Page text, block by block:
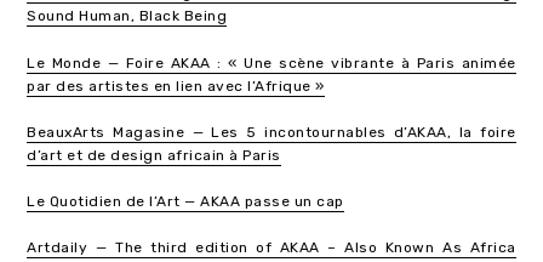
Sound Human, Black Being
Le Monde — Foire AKAA : « Une scène vibrante à Paris animée
par des artistes en lien avec l’Afrique »
BeauxArts Magasine — Les 5 incontournables d’AKAA, la foire
d’art et de design africain à Paris
Le Quotidien de l’Art — AKAA passe un cap
Artdaily — The third edition of AKAA – Also Known As Africa